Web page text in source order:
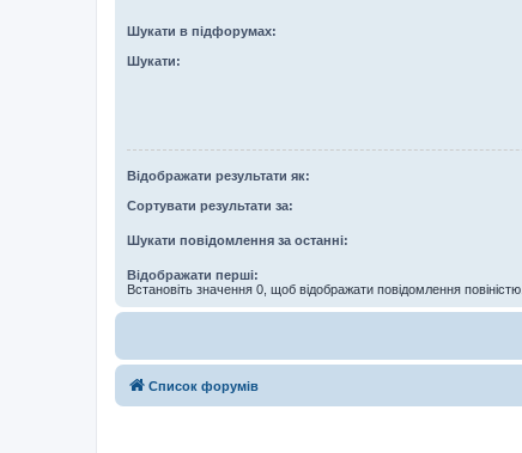
Шукати в підфорумах:
Шукати:
Відображати результати як:
Сортувати результати за:
Шукати повідомлення за останні:
Відображати перші:
Встановіть значення 0, щоб відображати повідомлення повіністю.
Список форумів